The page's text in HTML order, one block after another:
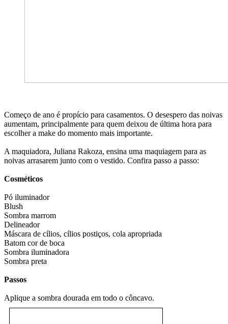
Começo de ano é propício para casamentos. O desespero das noivas
aumentam, principalmente para quem deixou de última hora para
escolher a make do momento mais importante.
A maquiadora, Juliana Rakoza, ensina uma maquiagem para as
noivas arrasarem junto com o vestido. Confira passo a passo:
Cosméticos
Pó iluminador
Blush
Sombra marrom
Delineador
Máscara de cílios, cílios postiços, cola apropriada
Batom cor de boca
Sombra iluminadora
Sombra preta
Passos
Aplique a sombra dourada em todo o côncavo.